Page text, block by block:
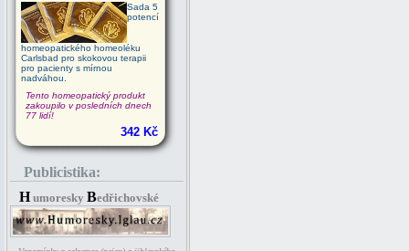
Sada 5
potencí
homeopatického homeoléku
Carlsbad pro skokovou terapii
pro pacienty s mírnou
nadváhou.
Tento homeopatický produkt
zakoupilo v posledních dnech
77 lidí!
342 Kč
Publicistika:
H umoresky Bedřichovské